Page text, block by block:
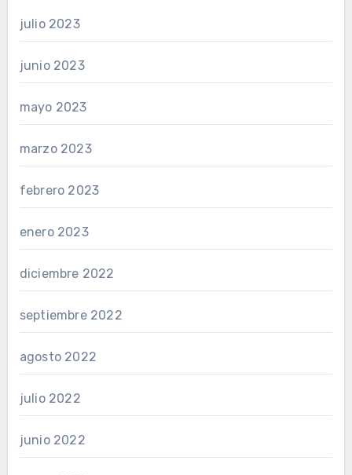
julio 2023
junio 2023
mayo 2023
marzo 2023
febrero 2023
enero 2023
diciembre 2022
septiembre 2022
agosto 2022
julio 2022
junio 2022